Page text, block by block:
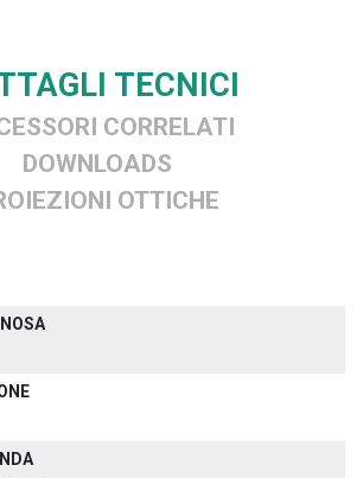
TECNICI
CORRELATI
DOWNLOADS
OTTICHE